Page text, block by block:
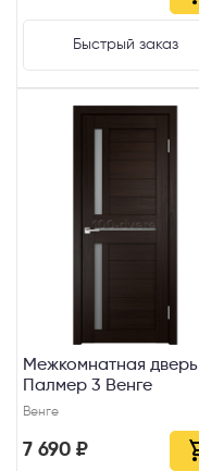
Быстрый заказ
Межкомнатная дверь
Палмер 3 Венге
Венге
7 690 ₽